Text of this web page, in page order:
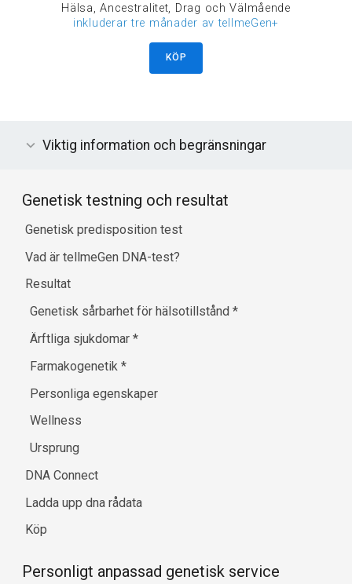
Hälsa, Ancestralitet, Drag och Välmående
inkluderar tre månader av tellmeGen+
KÖP
Viktig information och begränsningar
Genetisk testning och resultat
Genetisk predisposition test
Vad är tellmeGen DNA-test?
Resultat
Genetisk sårbarhet för hälsotillstånd*
Ärftliga sjukdomar*
Farmakogenetik*
Personliga egenskaper
Wellness
Ursprung
DNA Connect
Ladda upp dna rådata
Köp
Personligt anpassad genetisk service